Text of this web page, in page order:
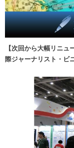
【次回から大幅リニ
際ジャーナリスト・ビ